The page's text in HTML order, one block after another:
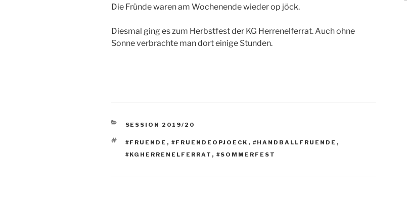
Die Fründe waren am Wochenende wieder op jöck.
Diesmal ging es zum Herbstfest der KG Herrenelferrat. Auch ohne
Sonne verbrachte man dort einige Stunden.
KATEGORIEN
SESSION 2019/20
SCHLAGWÖRTER
#FRUENDE , #FRUENDEOPJOECK , #HANDBALLFRUENDE ,
#KGHERRENELFERRAT , #SOMMERFEST